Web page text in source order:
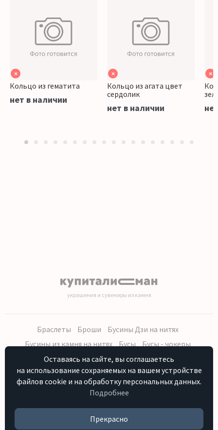
×
Кольцо из гематита
нет в наличии
×
Кольцо из агата цвет
сердолик
нет в наличии
×
украшения и сувениры из камня
Браслеты Броши
Бусины Дзи на нитях
Бусины из камня на нитях
Бусы
Бусы - чокеры
Кольца, серьги
Кулоны
Наборы (бусы, браслет, серьги)
Распродажа
Сувениры из камня Фурнитура Четки
Контакты Как купить
Оставаясь на сайте, вы соглашаетесь
на использование сохраняемых на вашем устройстве
файлов cookie и на обработку персональных данных.
Подробнее
Прекрасно